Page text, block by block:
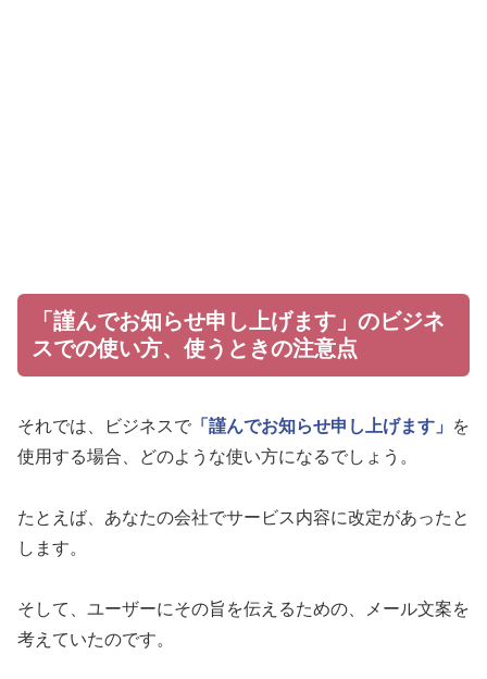
「謹んでお知らせ申し上げます」のビジネ
スでの使い方、使うときの注意点
それでは、ビジネスで 「謹んでお知らせ申し上げます」
を
使用する場合、どのような使い方になるでしょう。
たとえば、あなたの会社でサービス内容に改定があったと
します。
そして、ユーザーにその旨を伝えるための、メール文案を
考えていたのです。